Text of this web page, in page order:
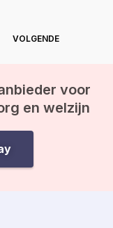
VOLGENDE
voor
en welzijn